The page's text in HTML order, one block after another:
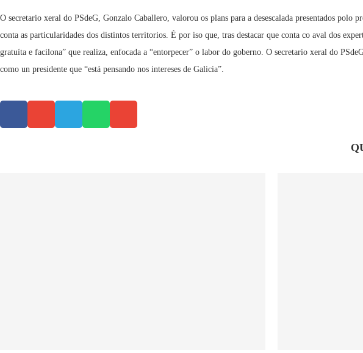
O secretario xeral do PSdeG, Gonzalo Caballero, valorou os plans para a desescalada presentados polo
conta as particularidades dos distintos territorios. É por iso que, tras destacar que conta co aval dos
gratuíta e facilona” que realiza, enfocada a “entorpecer” o labor do goberno. O secretario xeral do
como un presidente que “está pensando nos intereses de Galicia”.